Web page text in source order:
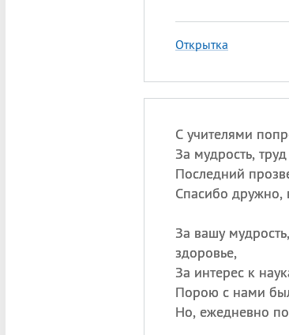
Открытка
С учителями
За мудрость,
Последний
Спасибо дружно,
За вашу
здоровье,
За интерес к
Порою с нами
Но, ежедневно